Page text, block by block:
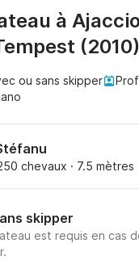
à Ajaccio
(2010)
ou sans skipper
chevaux · 7.5 mètres
skipper
est requis en cas